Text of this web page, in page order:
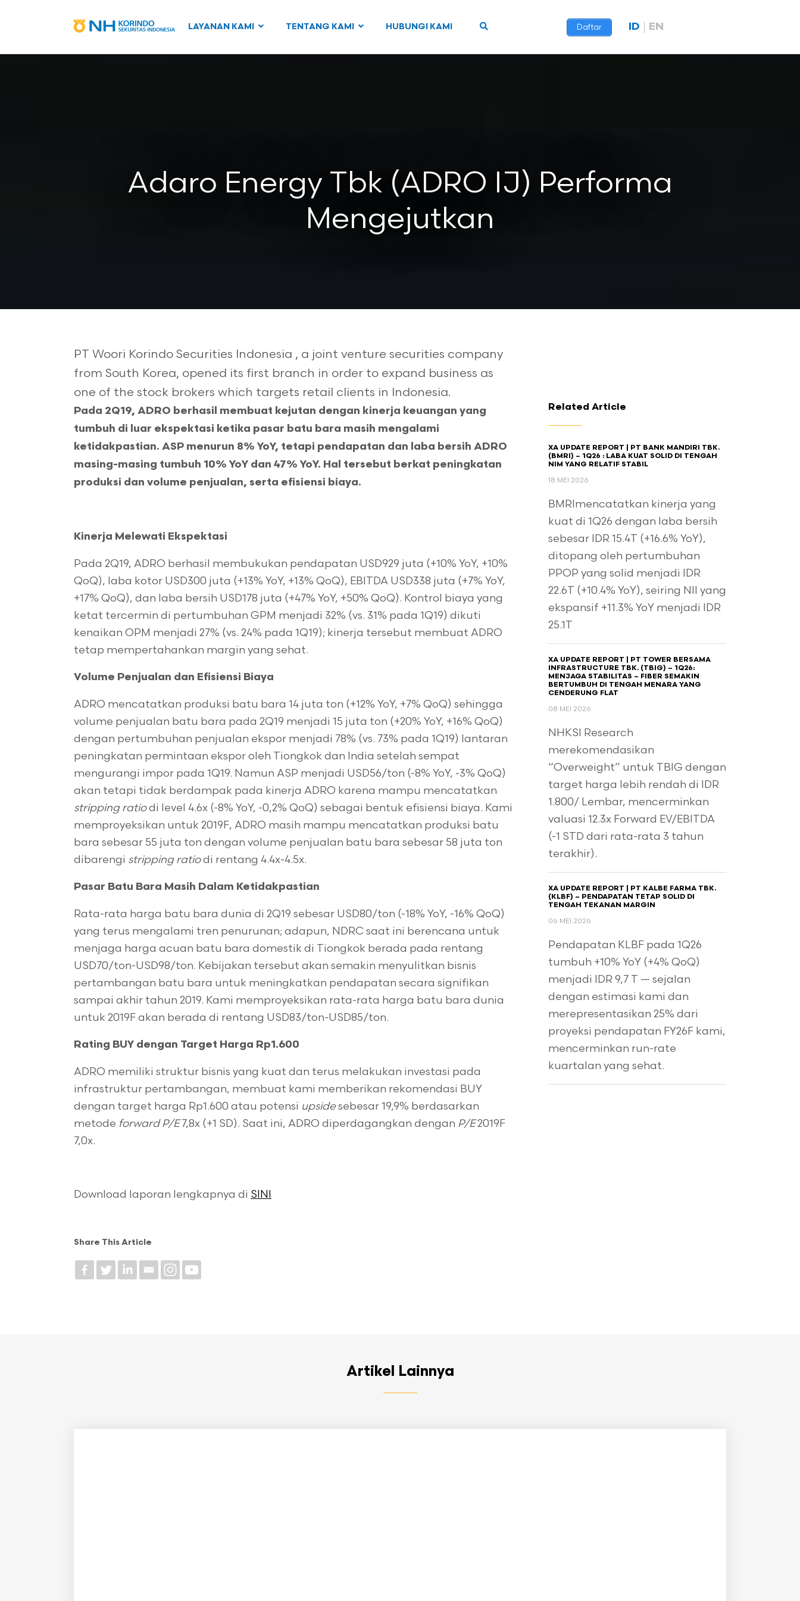
LAYANAN KAMI TENTANG KAMI HUBUNGI KAMI Daftar ID EN
Adaro Energy Tbk (ADRO IJ) Performa
Mengejutkan
PT Woori Korindo Securities Indonesia , a joint venture securities company
from South Korea, opened its first branch in order to expand business as
one of the stock brokers which targets retail clients in Indonesia.
Pada 2Q19, ADRO berhasil membuat kejutan dengan kinerja keuangan yang
tumbuh di luar ekspektasi ketika pasar batu bara masih mengalami
ketidakpastian. ASP menurun 8% YoY, tetapi pendapatan dan laba bersih ADRO
masing-masing tumbuh 10% YoY dan 47% YoY. Hal tersebut berkat peningkatan
produksi dan volume penjualan, serta efisiensi biaya.
Kinerja Melewati Ekspektasi
Pada 2Q19, ADRO berhasil membukukan pendapatan USD929 juta (+10% YoY, +10%
QoQ), laba kotor USD300 juta (+13% YoY, +13% QoQ), EBITDA USD338 juta (+7% YoY,
+17% QoQ), dan laba bersih USD178 juta (+47% YoY, +50% QoQ). Kontrol biaya yang
ketat tercermin di pertumbuhan GPM menjadi 32% (vs. 31% pada 1Q19) dikuti
kenaikan OPM menjadi 27% (vs. 24% pada 1Q19); kinerja tersebut membuat ADRO
tetap mempertahankan margin yang sehat.
Volume Penjualan dan Efisiensi Biaya
ADRO mencatatkan produksi batu bara 14 juta ton (+12% YoY, +7% QoQ) sehingga
volume penjualan batu bara pada 2Q19 menjadi 15 juta ton (+20% YoY, +16% QoQ)
dengan pertumbuhan penjualan ekspor menjadi 78% (vs. 73% pada 1Q19) lantaran
peningkatan permintaan ekspor oleh Tiongkok dan India setelah sempat
mengurangi impor pada 1Q19. Namun ASP menjadi USD56/ton (-8% YoY, -3% QoQ)
akan tetapi tidak berdampak pada kinerja ADRO karena mampu mencatatkan
stripping ratiodi level 4.6x (-8% YoY, -0,2% QoQ) sebagai bentuk efisiensi biaya. Kami
memproyeksikan untuk 2019F, ADRO masih mampu mencatatkan produksi batu
bara sebesar 55 juta ton dengan volume penjualan batu bara sebesar 58 juta ton
dibarengi stripping ratiodi rentang 4.4x-4.5x.
Pasar Batu Bara Masih Dalam Ketidakpastian
Rata-rata harga batu bara dunia di 2Q19 sebesar USD80/ton (-18% YoY, -16% QoQ)
yang terus mengalami tren penurunan; adapun, NDRC saat ini berencana untuk
menjaga harga acuan batu bara domestik di Tiongkok berada pada rentang
USD70/ton-USD98/ton. Kebijakan tersebut akan semakin menyulitkan bisnis
pertambangan batu bara untuk meningkatkan pendapatan secara signifikan
sampai akhir tahun 2019. Kami memproyeksikan rata-rata harga batu bara dunia
untuk 2019F akan berada di rentang USD83/ton-USD85/ton.
Rating BUY dengan Target Harga Rp1.600
ADRO memiliki struktur bisnis yang kuat dan terus melakukan investasi pada
infrastruktur pertambangan, membuat kami memberikan rekomendasi BUY
dengan target harga Rp1.600 atau potensi upsidesebesar 19,9% berdasarkan
metode forward P/E7,8x (+1 SD). Saat ini, ADRO diperdagangkan dengan P/E2019F
7,0x.
Download laporan lengkapnya di SINI
Share This Article
Related Article
XA UPDATE REPORT | PT BANK MANDIRI TBK.
(BMRI) – 1Q26 : LABA KUAT SOLID DI TENGAH
NIM YANG RELATIF STABIL
18 MEI 2026
BMRImencatatkan kinerja yang
kuat di 1Q26 dengan laba bersih
sebesar IDR 15.4T (+16.6% YoY),
ditopang oleh pertumbuhan
PPOP yang solid menjadi IDR
22.6T (+10.4% YoY), seiring NII yang
ekspansif +11.3% YoY menjadi IDR
25.1T
XA UPDATE REPORT | PT TOWER BERSAMA
INFRASTRUCTURE TBK. (TBIG) – 1Q26:
MENJAGA STABILITAS – FIBER SEMAKIN
BERTUMBUH DI TENGAH MENARA YANG
CENDERUNG FLAT
08 MEI 2026
NHKSI Research
merekomendasikan
“Overweight” untuk TBIG dengan
target harga lebih rendah di IDR
1.800/ Lembar, mencerminkan
valuasi 12.3x Forward EV/EBITDA
(-1 STD dari rata-rata 3 tahun
terakhir).
XA UPDATE REPORT | PT KALBE FARMA TBK.
(KLBF) – PENDAPATAN TETAP SOLID DI
TENGAH TEKANAN MARGIN
06 MEI 2026
Pendapatan KLBF pada 1Q26
tumbuh +10% YoY (+4% QoQ)
menjadi IDR 9,7 T — sejalan
dengan estimasi kami dan
merepresentasikan 25% dari
proyeksi pendapatan FY26F kami,
mencerminkan run-rate
kuartalan yang sehat.
Artikel Lainnya